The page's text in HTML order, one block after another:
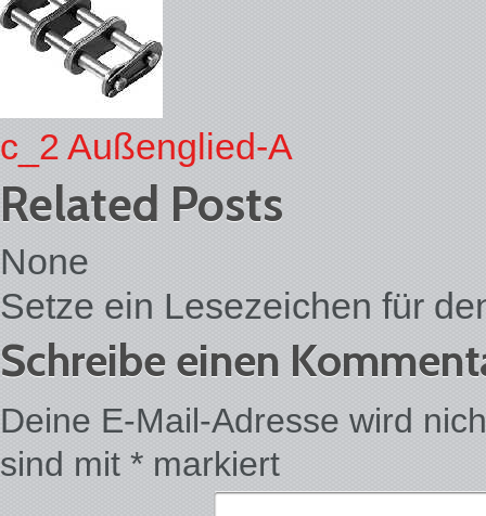
c_2 Außenglied-A
Related Posts
None
Setze ein Lesezeichen für
Schreibe einen
Deine E-Mail-Adresse wird
sind mit * markiert